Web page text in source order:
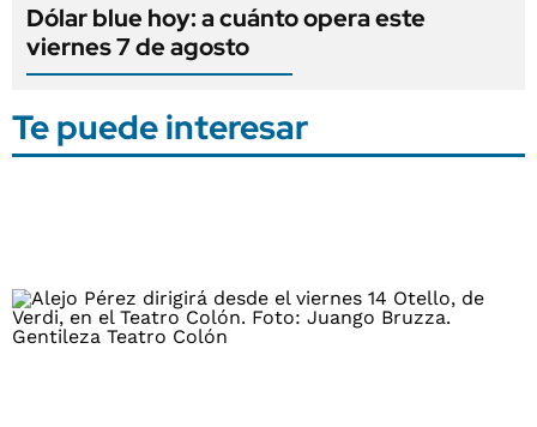
Dólar blue hoy: a cuánto opera este
viernes 7 de agosto
Te puede interesar